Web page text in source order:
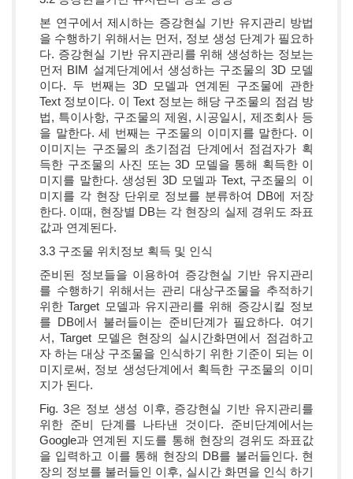
본 연구에서 제시하는 증강현실 기반 유지관리 방법
을 수행하기 위해서는 먼저, 정보 생성 단계가 필요하
다. 증강현실 기반 유지관리를 위해 생성하는 정보는
먼저 BIM 설계단계에서 생성하는 구조물의 3D 모델
이다. 두 번째는 3D 모델과 연계된 구조물에 관한
Text 정보이다. 이 Text 정보는 해당 구조물의 점검 방
법, 특이사항, 구조물의 제원, 시공일시, 제조회사 등
을 말한다. 세 번째는 구조물의 이미지를 말한다. 이
이미지는 구조물의 초기점검 단계에서 점검자가 획
득한 구조물의 사진 또는 3D 모델을 통해 획득한 이
미지를 말한다. 생성된 3D 모델과 Text, 구조물의 이
미지를 각 현장 단위로 정보를 분류하여 DB에 저장
한다. 이때, 현장별 DB는 각 현장의 실제 경위도 좌표
값과 연계된다.
3.3 구조물 위치정보 획득 및 인식
준비된 정보들을 이용하여 증강현실 기반 유지관리
를 수행하기 위해서는 관리 대상구조물을 추적하기
위한 Target 모델과 유지관리를 위해 증강시킬 정보
를 DB에서 불러들이는 준비단계가 필요하다. 여기
서, Target 모델은 현장의 실시간화면에서 점검하고
자 하는 대상 구조물을 인식하기 위한 기준이 되는 이
미지로써, 정보 생성단계에서 획득한 구조물의 이미
지가 된다.
Fig. 3은 정보 생성 이후, 증강현실 기반 유지관리를
위한 준비 단계를 나타낸 것이다. 준비단계에서는
Google과 연계된 지도를 통해 현장의 경위도 좌표값
을 입력하고 이를 통해 현장의 DB를 불러들인다. 현
장의 정보를 불러들인 이후, 실시간 화면을 인식 하기